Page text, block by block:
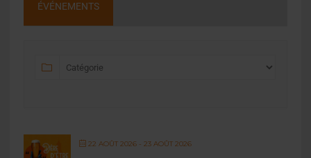
ÉVÉNEMENTS
22 AOÛT 2026- 23 AOÛT 2026